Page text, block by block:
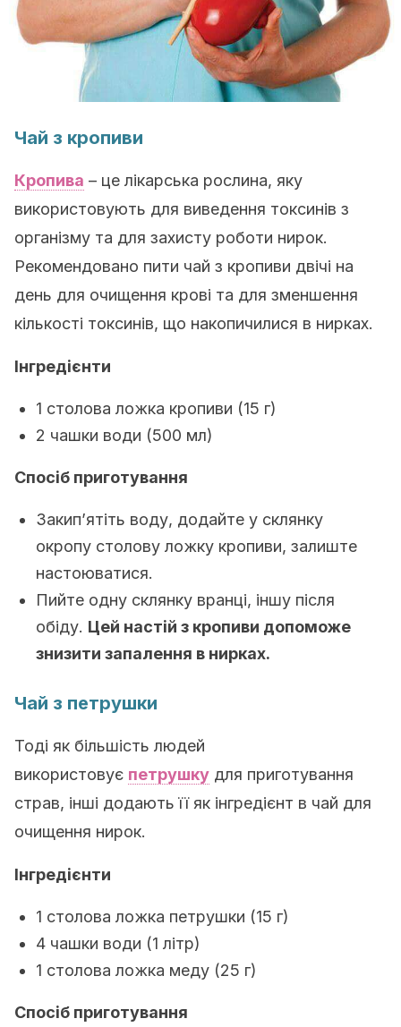
Чай з кропиви
Кропива – це лікарська рослина, яку
використовують для виведення токсинів з
організму та для захисту роботи нирок.
Рекомендовано пити чай з кропиви двічі на
день для очищення крові та для зменшення
кількості токсинів, що накопичилися в нирках.
Інгредієнти
1 столова ложка кропиви (15 г)
2 чашки води (500 мл)
Спосіб приготування
Закип’ятіть воду, додайте у склянку
окропу столову ложку кропиви, залиште
настоюватися.
Пийте одну склянку вранці, іншу після
обіду. Цей настій з кропиви допоможе
знизити запалення в нирках.
Чай з петрушки
Тоді як більшість людей
використовує петрушку для приготування
страв, інші додають її як інгредієнт в чай для
очищення нирок.
Інгредієнти
1 столова ложка петрушки (15 г)
4 чашки води (1 літр)
1 столова ложка меду (25 г)
Спосіб приготування